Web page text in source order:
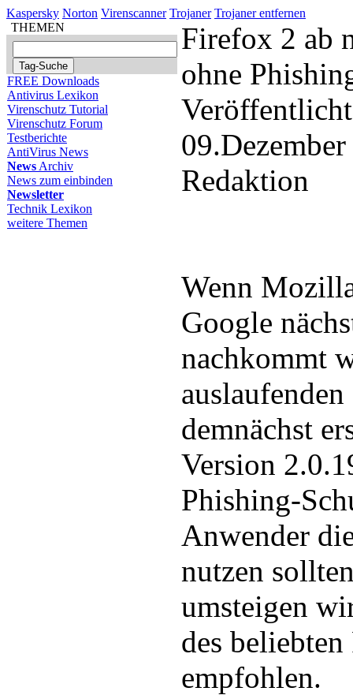
Kaspersky Norton Virenscanner Trojaner Trojaner entfernen
THEMEN
FREE Downloads
Antivirus Lexikon
Virenschutz Tutorial
Virenschutz Forum
Testberichte
AntiVirus News
News Archiv
News zum einbinden
Newsletter
Technik Lexikon
weitere Themen
Firefox 2 ab
ohne
Redaktion
Wenn
Google
nachkommt
demnächst
Version
Phishing-
Anwender
nutzen
umsteigen
des
empfohlen.